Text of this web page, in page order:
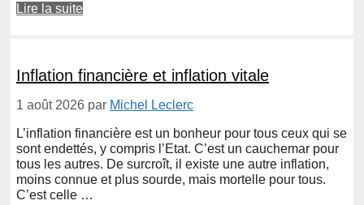
Lire la suite
Inflation financière et inflation vitale
1 août 2026 par Michel Leclerc
L’inflation financière est un bonheur pour tous ceux qui se
sont endettés, y compris l’Etat. C’est un cauchemar pour
tous les autres. De surcroît, il existe une autre inflation,
moins connue et plus sourde, mais mortelle pour tous.
C’est celle …